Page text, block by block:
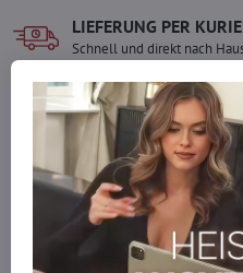
LIEFERUNG PER
Schnell und direkt nach
SICHERE ZAHLUNGEN
Gesicherte Online-
Ware auf Lager
Wir versenden sofort
Werden Sie Teil von
Werden Sie Teil von
Mitgliedervorteilbei jedem
Der Vorteil wird